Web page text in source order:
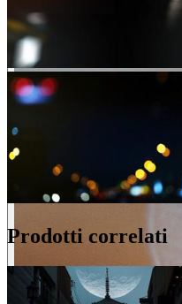
Prodotti correlati